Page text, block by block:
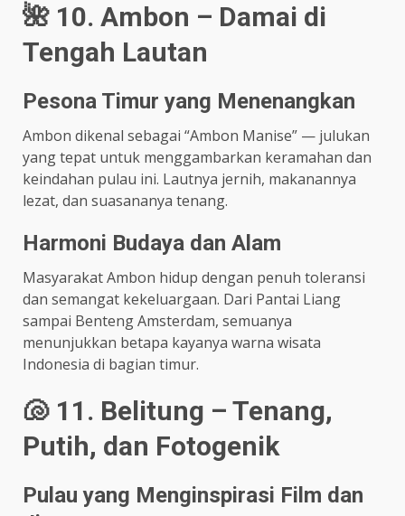
🌺 10. Ambon – Damai di
Tengah Lautan
Pesona Timur yang Menenangkan
Ambon dikenal sebagai “Ambon Manise” — julukan
yang tepat untuk menggambarkan keramahan dan
keindahan pulau ini. Lautnya jernih, makanannya
lezat, dan suasananya tenang.
Harmoni Budaya dan Alam
Masyarakat Ambon hidup dengan penuh toleransi
dan semangat kekeluargaan. Dari Pantai Liang
sampai Benteng Amsterdam, semuanya
menunjukkan betapa kayanya warna wisata
Indonesia di bagian timur.
🐚 11. Belitung – Tenang,
Putih, dan Fotogenik
Pulau yang Menginspirasi Film dan